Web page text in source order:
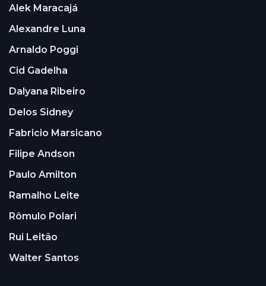
Alek Maracajá
Alexandre Luna
Arnaldo Poggi
Cid Gadelha
Dalyana Ribeiro
Delos Sidney
Fabricio Marsicano
Filipe Andson
Paulo Amilton
Ramalho Leite
Rômulo Polari
Rui Leitão
Walter Santos